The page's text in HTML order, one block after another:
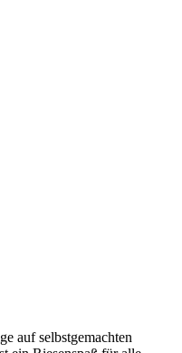
auf selbstgemachten